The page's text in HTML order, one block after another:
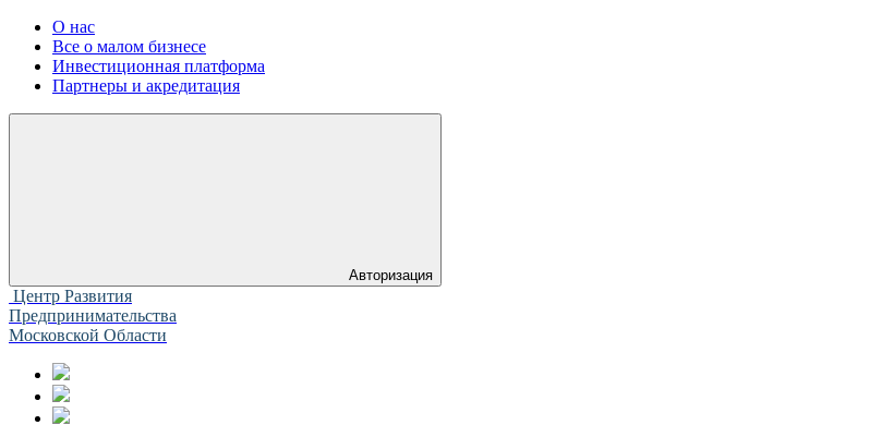
О нас
Все о малом бизнесе
Инвестиционная платформа
Партнеры и акредитация
Авторизация
Центр Развития
Предпринимательства
Московской Области